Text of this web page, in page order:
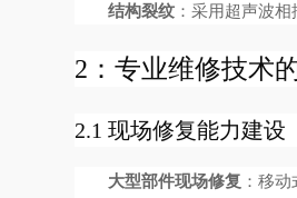
结构裂纹 ：采用超声波
2：专业维修技术
2.1 现场修复能力建设
大型部件现场修复 ：移